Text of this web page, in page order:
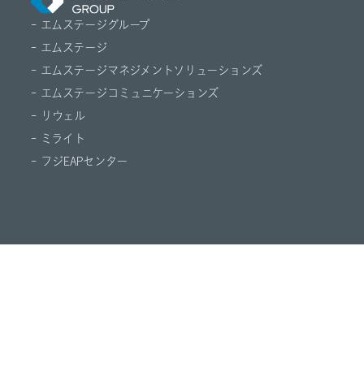
- エムステージグループ
- エムステージ
- エムステージマネジメントソリューションズ
- エムステージコミュニケーションズ
- リウェル
- ミライト
- フジEAPセンター